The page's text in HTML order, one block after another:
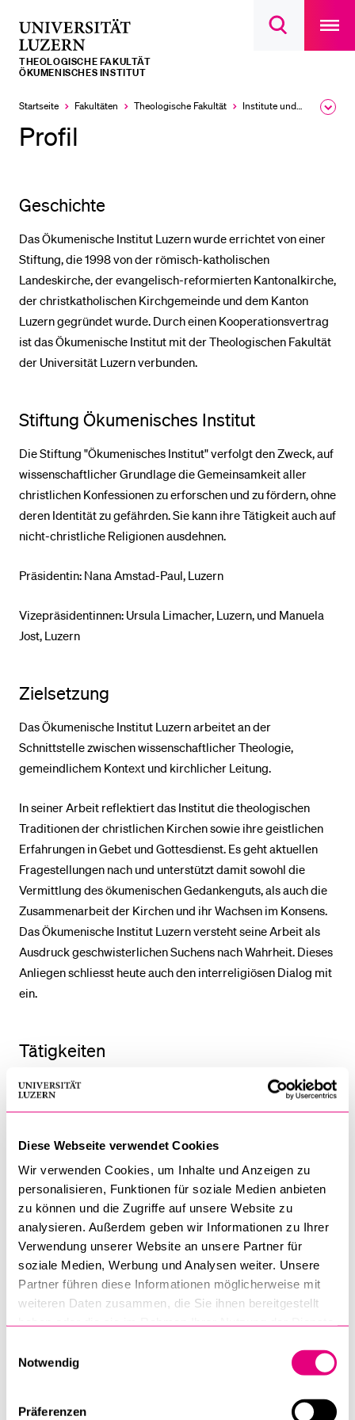
Diese Webseite verwendet Cookies
Wir verwenden Cookies, um Inhalte und Anzeigen zu
personalisieren, Funktionen für soziale Medien anbieten
zu können und die Zugriffe auf unsere Website zu
analysieren. Außerdem geben wir Informationen zu Ihrer
Verwendung unserer Website an unsere Partner für
soziale Medien, Werbung und Analysen weiter. Unsere
Partner führen diese Informationen möglicherweise mit
weiteren Daten zusammen, die Sie ihnen bereitgestellt
Notwendig
Präferenzen
Suchdialog
main
THEOLOGISCHE FAKULTÄT
ÖKUMENISCHES INSTITUT
Startseite Fakultäten Theologische Fakultät Institute und Forschungsstellen
Profil
Geschichte
Das Ökumenische Institut Luzern wurde errichtet von einer
Stiftung, die 1998 von der römisch-katholischen
Landeskirche, der evangelisch-reformierten Kantonalkirche,
der christkatholischen Kirchgemeinde und dem Kanton
Luzern gegründet wurde. Durch einen Kooperationsvertrag
ist das Ökumenische Institut mit der Theologischen Fakultät
der Universität Luzern verbunden.
Stiftung Ökumenisches Institut
Die Stiftung "Ökumenisches Institut" verfolgt den Zweck, auf
wissenschaftlicher Grundlage die Gemeinsamkeit aller
christlichen Konfessionen zu erforschen und zu fördern, ohne
deren Identität zu gefährden. Sie kann ihre Tätigkeit auch auf
nicht-christliche Religionen ausdehnen.
Präsidentin: Nana Amstad-Paul, Luzern
Vizepräsidentinnen: Ursula Limacher, Luzern, und Manuela
Jost, Luzern
Zielsetzung
Das Ökumenische Institut Luzern arbeitet an der
Schnittstelle zwischen wissenschaftlicher Theologie,
gemeindlichem Kontext und kirchlicher Leitung.
In seiner Arbeit reflektiert das Institut die theologischen
Traditionen der christlichen Kirchen sowie ihre geistlichen
Erfahrungen in Gebet und Gottesdienst. Es geht aktuellen
Fragestellungen nach und unterstützt damit sowohl die
Vermittlung des ökumenischen Gedankenguts, als auch die
Zusammenarbeit der Kirchen und ihr Wachsen im Konsens.
Das Ökumenische Institut Luzern versteht seine Arbeit als
Ausdruck geschwisterlichen Suchens nach Wahrheit. Dieses
Anliegen schliesst heute auch den interreligiösen Dialog mit
ein.
Tätigkeiten
Forum Ökumene: Viermal pro Jahr widmet sich der
Ökumenischen Dialogs
Regelmässig werden im Rahmen von
wissenschaftlichen Tagungen, Seminaren, Referaten
etc. an der Universität Luzern zentrale Themen der
theologischen, historischen und zeitgeschichtlichen
Forschung zur Ökumene behandelt. Die
Veranstaltungen sind öffentlich.
Förderverein Ökumenisches Institut
LETZTE SUCHEN
Sie haben noch keine Suche getätigt.
DIE UNI FÜR…
Schulklassen und Lehrpersonen
Forschende
Mitarbeitende
Alumni
Stellensuchende
Förderer
Medien
Vorlesungsverzeichnis
Bibliothek
Menuplan Mensa
Anmeldung und Zulassung